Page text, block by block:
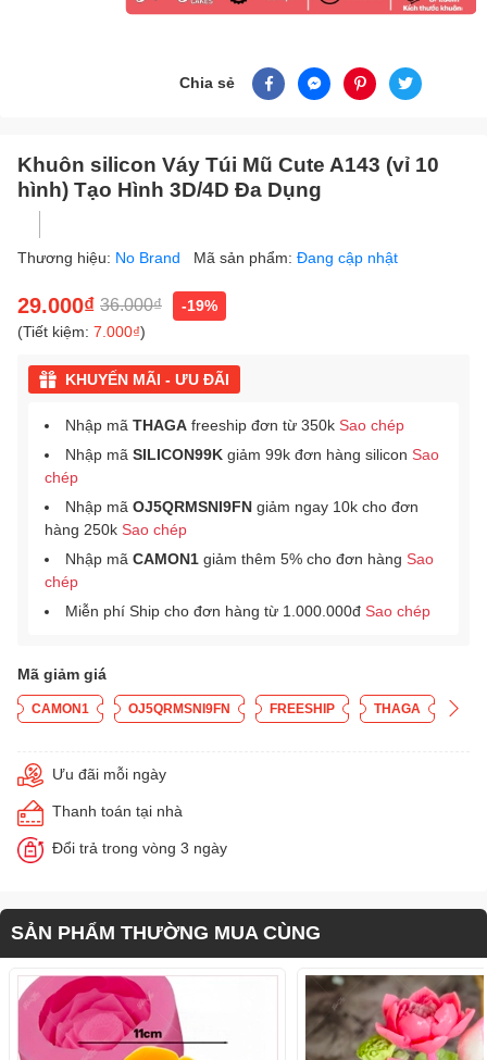
Chia sẻ
Khuôn silicon Váy Túi Mũ Cute A143 (vỉ 10
hình) Tạo Hình 3D/4D Đa Dụng
Thương hiệu: No Brand Mã sản phẩm: Đang cập nhật
29.000₫ 36.000₫
-19%
(Tiết kiệm: 7.000₫)
KHUYẾN MÃI - ƯU ĐÃI
Nhập mã THAGA freeship đơn từ 350k Sao chép
Nhập mã SILICON99K giảm 99k đơn hàng silicon Sao
chép
Nhập mã OJ5QRMSNI9FN giảm ngay 10k cho đơn
hàng 250k Sao chép
Nhập mã CAMON1 giảm thêm 5% cho đơn hàng Sao
chép
Miễn phí Ship cho đơn hàng từ 1.000.000đ Sao chép
Mã giảm giá
CAMON1 OJ5QRMSNI9FN FREESHIP THAGA
Ưu đãi mỗi ngày
Thanh toán tại nhà
Đổi trả trong vòng 3 ngày
SẢN PHẨM THƯỜNG MUA CÙNG